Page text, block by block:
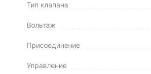
Тип клапана
Вольтаж
Присоединение
Управление